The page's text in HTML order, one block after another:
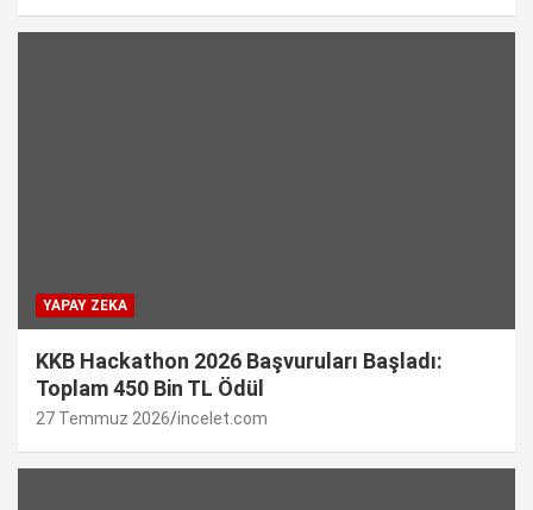
YAPAY ZEKA
KKB Hackathon 2026 Başvuruları Başladı:
Toplam 450 Bin TL Ödül
27 Temmuz 2026 incelet.com